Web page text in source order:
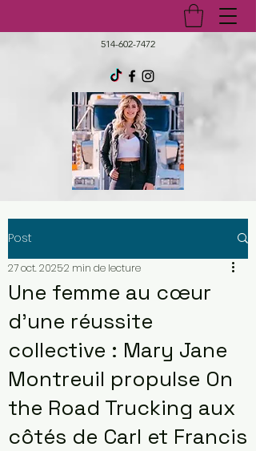
514-602-7472
Post
Une femme au cœur
d’une réussite
collective : Mary Jane
Montreuil propulse On
the Road Trucking aux
côtés de Carl et Francis
27 oct. 20252 min de lecture